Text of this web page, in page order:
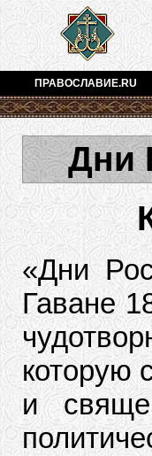
ПРАВОСЛАВИЕ.RU
Дни
«Дни
Гаване
которую
и